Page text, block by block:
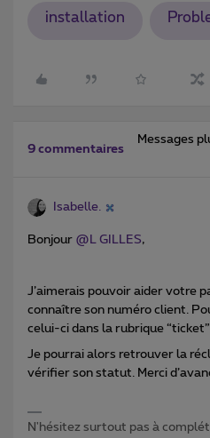
installation
9 commentaires
Messages
Isabelle.
Bonjour @L GILLES,
J’aimerais pouvoir aider votre
connaître son numéro client.
celui-ci dans la rubrique
Je pourrai alors retrouver la
vérifier son statut. Merci
N'hésitez surtout pas à